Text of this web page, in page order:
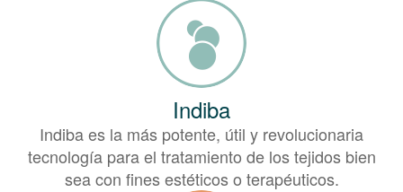
Indiba
Indiba es la más potente, útil y revolucionaria
tecnología para el tratamiento de los tejidos bien
sea con fines estéticos o terapéuticos.